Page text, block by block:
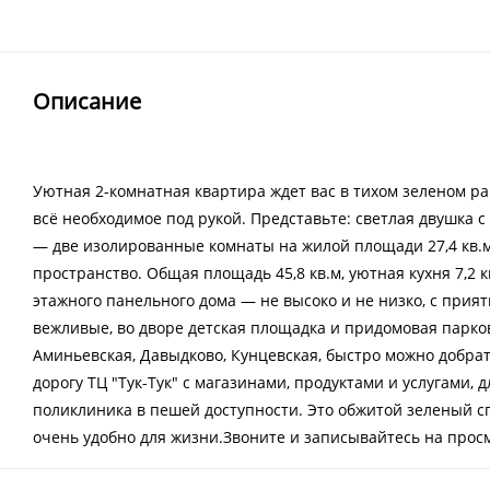
Описание
Уютная 2-комнатная квартира ждет вас в тихом зеленом
всё необходимое под рукой. Представьте: светлая
— две изолированные комнаты на жилой площади 27,4
пространство. Общая площадь 45,8 кв.м, уютная кухня 7,2
этажного панельного дома — не высоко и не низко, с
вежливые, во дворе детская площадка и придомовая
Аминьевская, Давыдково, Кунцевская, быстро можно
дорогу ТЦ "Тук-Тук" с магазинами, продуктами и услугами,
поликлиника в пешей доступности. Это обжитой зеленый
очень удобно для жизни.Звоните и записывайтесь на